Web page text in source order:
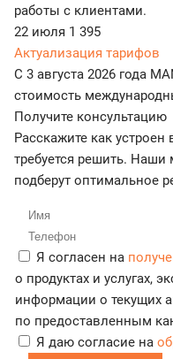
работы с клиентами.
22 июля 1 395
Актуализация тарифов
С 3 августа 2026 года
стоимость
Получите консультацию
Расскажите как
требуется решить.
подберут оптимальное
Я согласен на
о продуктах и услугах,
информации о текущих
по предоставленным
Я даю согласие на